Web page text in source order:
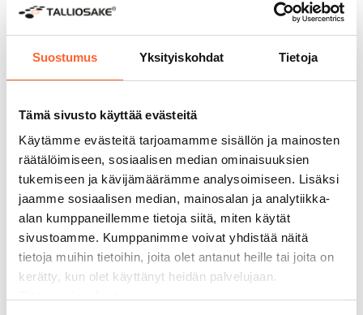
Suostumus Yksityiskohdat Tietoja
Tämä sivusto käyttää evästeitä
Käytämme evästeitä tarjoamamme sisällön ja mainosten
räätälöimiseen, sosiaalisen median ominaisuuksien
tukemiseen ja kävijämäärämme analysoimiseen. Lisäksi
jaamme sosiaalisen median, mainosalan ja analytiikka-
alan kumppaneillemme tietoja siitä, miten käytät
sivustoamme. Kumppanimme voivat yhdistää näitä
tietoja muihin tietoihin, joita olet antanut heille tai joita on
kerätty, kun olet käyttänyt heidän palvelujaan.
Miksi valita
Monikäyttöiset tilamme sopivat
moneen tarkoitukseen. Yli 6 000
asiakastamme on jo muokannut
Talliosakkeesta unelmiensa autotallin,
varaston, työpajan – jopa kuntosalin.
200 000 m² rakennettuja